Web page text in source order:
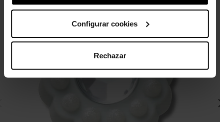
Configurar cookies
Rechazar